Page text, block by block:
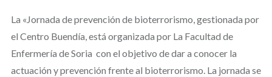
La «Jornada de prevención de bioterrorismo, gestionada por
el Centro Buendía, está organizada por La Facultad de
Enfermería de Soria con el objetivo de dar a conocer la
actuación y prevención frente al bioterrorismo. La jornada se